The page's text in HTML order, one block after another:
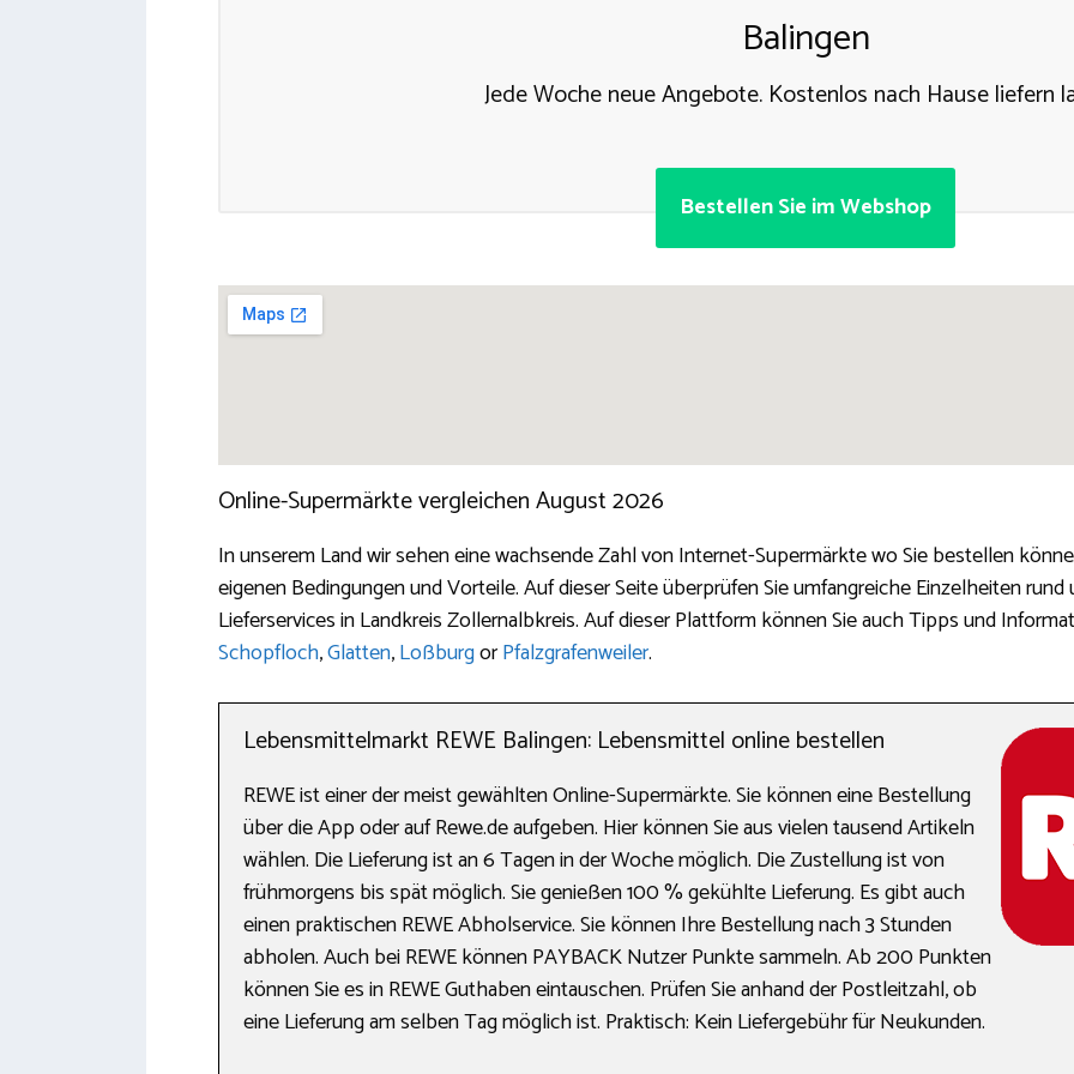
Balingen
Jede Woche neue Angebote. Kostenlos nach Hause liefern
Bestellen Sie im Webshop
Online-Supermärkte vergleichen August 2026
In unserem Land wir sehen eine wachsende Zahl von Internet-Supermärkte wo Sie bestellen
eigenen Bedingungen und Vorteile. Auf dieser Seite überprüfen Sie umfangreiche Einzelheiten
Lieferservices in Landkreis Zollernalbkreis. Auf dieser Plattform können Sie auch Tipps und
Schopfloch,Glatten,LoßburgorPfalzgrafenweiler.
Lebensmittelmarkt REWE Balingen: Lebensmittel online bestellen
REWE ist einer der meist gewählten Online-Supermärkte. Sie können eine Bestellung
über die App oder auf Rewe.de aufgeben. Hier können Sie aus vielen tausend Artikeln
wählen. Die Lieferung ist an 6 Tagen in der Woche möglich. Die Zustellung ist von
frühmorgens bis spät möglich. Sie genießen 100 % gekühlte Lieferung. Es gibt auch
einen praktischen REWE Abholservice. Sie können Ihre Bestellung nach 3 Stunden
abholen. Auch bei REWE können PAYBACK Nutzer Punkte sammeln. Ab 200 Punkten
können Sie es in REWE Guthaben eintauschen. Prüfen Sie anhand der Postleitzahl, ob
eine Lieferung am selben Tag möglich ist. Praktisch: Kein Liefergebühr für Neukunden.